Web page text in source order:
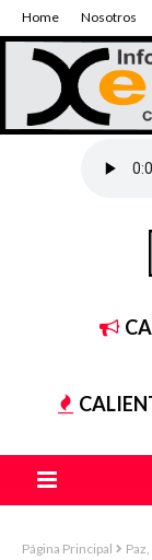
Home Nosotros
Página Principal